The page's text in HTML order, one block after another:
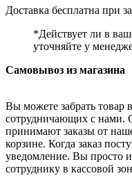
Доставка бесплатна при
*Действует ли в
уточняйте у
Самовывоз из магазина
Вы можете забрать товар
сотрудничающих с нами.
принимают заказы от
корзине. Когда заказ
уведомление. Вы просто
сотруднику в кассовой